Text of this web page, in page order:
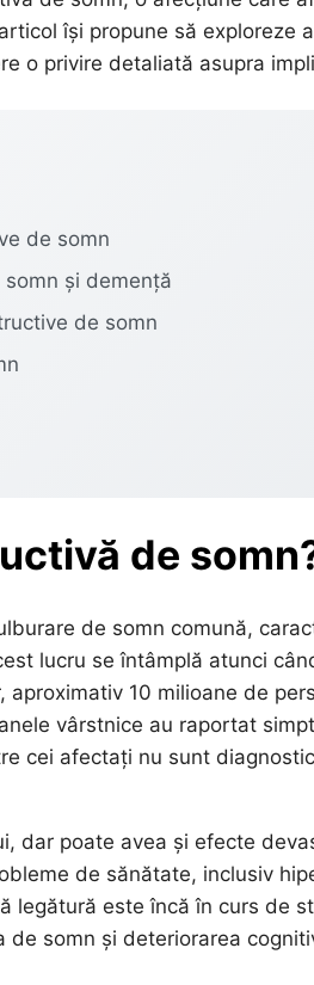
își propune să exploreze
o privire detaliată asupra
de somn
și demență
de somn
de
de somn comună,
lucru se întâmplă atunci
10 milioane de
vârstnice au raportat
cei afectați nu sunt
dar poate avea și efecte
de sănătate, inclusiv
legătură este încă în curs de
de somn și deteriorarea